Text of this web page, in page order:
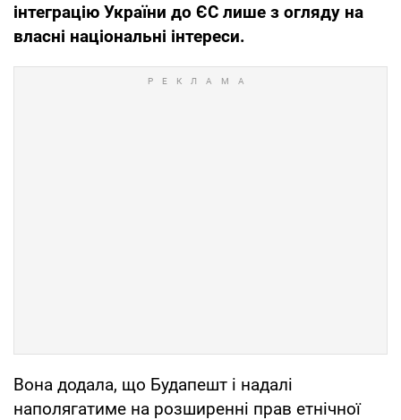
інтеграцію України до ЄС лише з огляду на
власні національні інтереси.
Вона додала, що Будапешт і надалі
наполягатиме на розширенні прав етнічної